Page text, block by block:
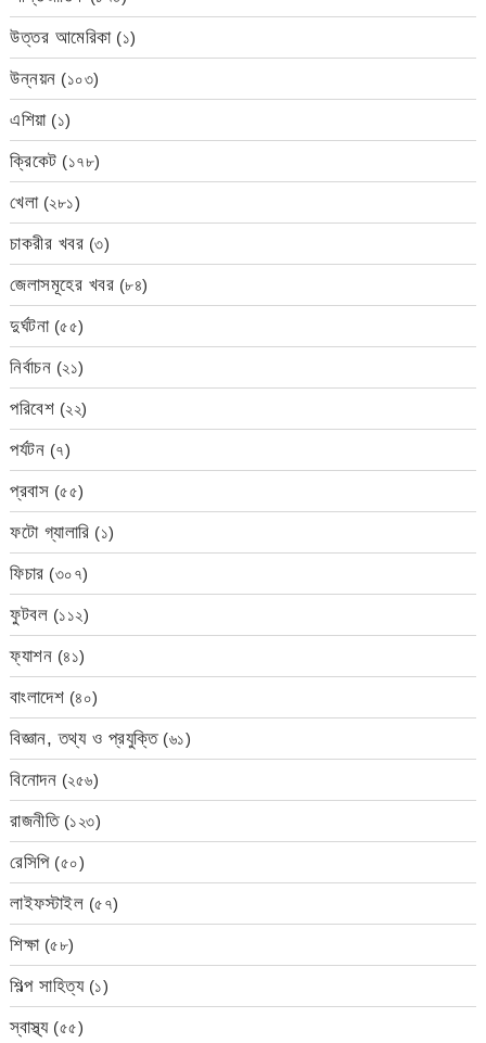
উত্তর আমেরিকা(১)
উন্নয়ন (১০৩)
এশিয়া(১)
ক্রিকেট (১৭৮)
খেলা(২৮১)
চাকরীর খবর (৩)
জেলাসমূহের খবর (৮৪)
দুর্ঘটনা(৫৫)
নির্বাচন (২১)
পরিবেশ (২২)
পর্যটন (৭)
প্রবাস (৫৫)
ফটো গ্যালারি (১)
ফিচার (৩০৭)
ফুটবল (১১২)
ফ্যাশন (৪১)
বাংলাদেশ (৪০)
বিজ্ঞান, তথ্য ও প্রযুক্তি(৬১)
বিনোদন (২৫৬)
রাজনীতি(১২৩)
রেসিপি(৫০)
লাইফস্টাইল (৫৭)
শিক্ষা(৫৮)
শিল্প সাহিত্য(১)
স্বাস্থ্য(৫৫)